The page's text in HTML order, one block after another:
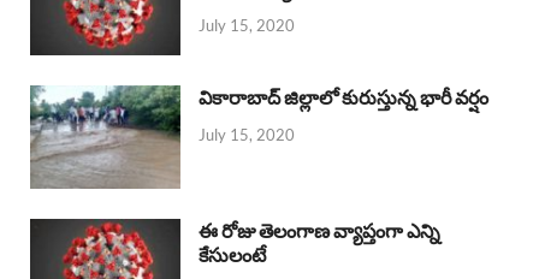
July 15, 2020
వికారాబాద్ జిల్లాలో కురుస్తున్న భారీ వర్షం
July 15, 2020
ఈ రోజు తెలంగాణ వ్యాప్తంగా ఎన్ని
కేసులంటే